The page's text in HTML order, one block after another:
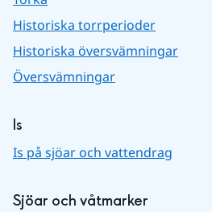
Historiska torrperioder
Historiska översvämningar
Översvämningar
Is
Is på sjöar och vattendrag
Sjöar och våtmarker